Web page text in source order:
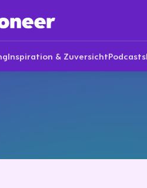
Inspiration & ZuversichtPodcasts